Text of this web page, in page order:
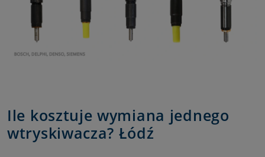
Ile kosztuje wymiana jednego
wtryskiwacza? Łódź